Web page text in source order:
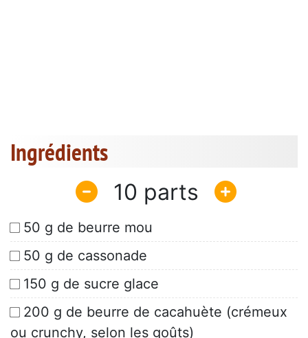
Ingrédients
10
50 g de beurre mou
50 g de cassonade
150 g de sucre glace
200 g de beurre de cacahuète (crémeux
ou crunchy, selon les goûts)